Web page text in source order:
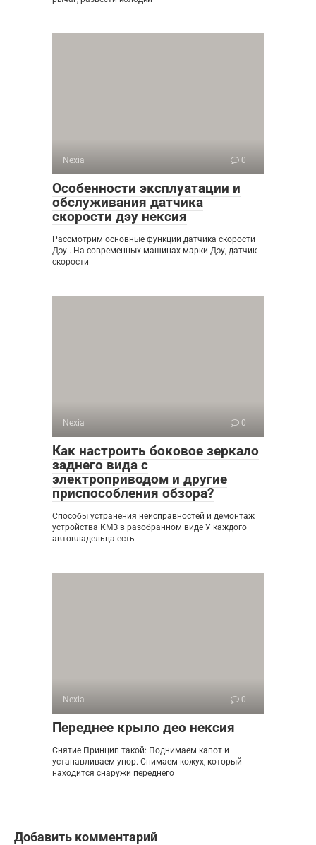
Nexia 0
Особенности эксплуатации и
обслуживания датчика
скорости дэу нексия
Рассмотрим основные функции датчика скорости
Дэу . На современных машинах марки Дэу, датчик
скорости
Nexia 0
Как настроить боковое зеркало
заднего вида с
электроприводом и другие
приспособления обзора?
Способы устранения неисправностей и демонтаж
устройства КМЗ в разобранном виде У каждого
автовладельца есть
Nexia 0
Переднее крыло део нексия
Снятие Принцип такой: Поднимаем капот и
устанавливаем упор. Снимаем кожух, который
находится снаружи переднего
Добавить комментарий